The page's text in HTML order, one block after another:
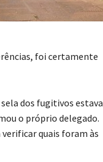
foi certamente
dos fugitivos estava
o próprio delegado.
quais foram às